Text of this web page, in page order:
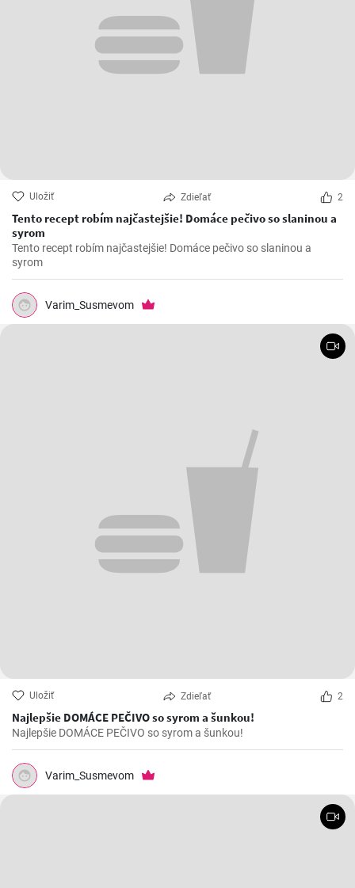
Uložiť Zdieľať 2
Tento recept robím najčastejšie! Domáce pečivo so slaninou a
syrom
Tento recept robím najčastejšie! Domáce pečivo so slaninou a
syrom
Varim_Susmevom
Uložiť Zdieľať 2
Najlepšie DOMÁCE PEČIVO so syrom a šunkou!
Najlepšie DOMÁCE PEČIVO so syrom a šunkou!
Varim_Susmevom